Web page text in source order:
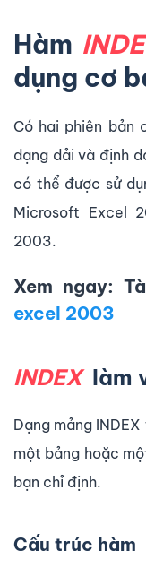
Hàm
dụng cơ
Có hai phiên bản
dạng dải và định
có thể được sử
Microsoft Excel
2003.
Xem ngay:
excel 2003
INDEXlàm
Dạng mảng
một bảng hoặc
bạn chỉ định.
Cấu trúc hàm